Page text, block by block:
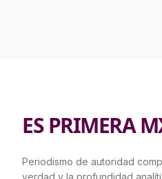
ES PRIMERA
Periodismo de autoridad
verdad y la profundidad